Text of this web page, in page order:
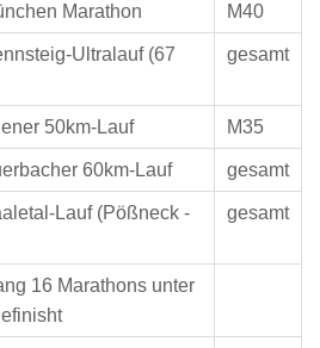
Marathon M40
Ultralauf (67
gesamt
50km-Lauf M35
60km-Lauf gesamt
Lauf (Pößneck -
gesamt
16 Marathons unter